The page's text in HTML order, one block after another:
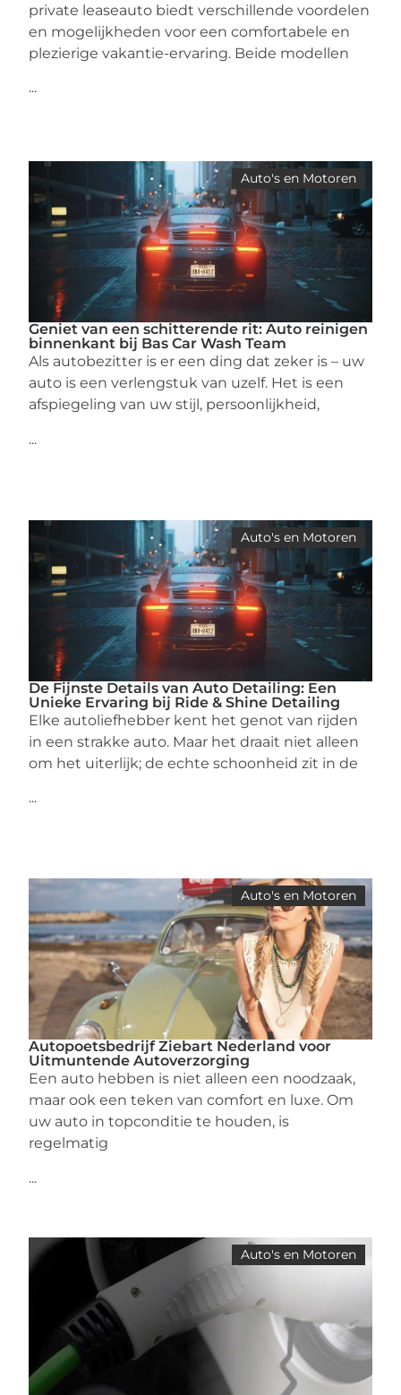
private leaseauto biedt verschillende voordelen
en mogelijkheden voor een comfortabele en
plezierige vakantie-ervaring. Beide modellen
...
Auto's en Motoren
Geniet van een schitterende rit: Auto reinigen
binnenkant bij Bas Car Wash Team
Als autobezitter is er een ding dat zeker is – uw
auto is een verlengstuk van uzelf. Het is een
afspiegeling van uw stijl, persoonlijkheid,
...
Auto's en Motoren
De Fijnste Details van Auto Detailing: Een
Unieke Ervaring bij Ride & Shine Detailing
Elke autoliefhebber kent het genot van rijden
in een strakke auto. Maar het draait niet alleen
om het uiterlijk; de echte schoonheid zit in de
...
Auto's en Motoren
Autopoetsbedrijf Ziebart Nederland voor
Uitmuntende Autoverzorging
Een auto hebben is niet alleen een noodzaak,
maar ook een teken van comfort en luxe. Om
uw auto in topconditie te houden, is
regelmatig
...
Auto's en Motoren